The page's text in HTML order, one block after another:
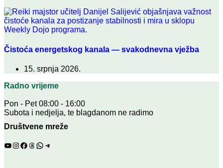
Čistoća energetskog kanala — svakodnevna vježba
15. srpnja 2026.
Radno vrijeme
Pon - Pet 08:00 - 16:00
Subota i nedjelja, te blagdanom ne radimo
Društvene mreže
YouTube
Instagram
Facebook
Threads
WhatsApp
Telegram